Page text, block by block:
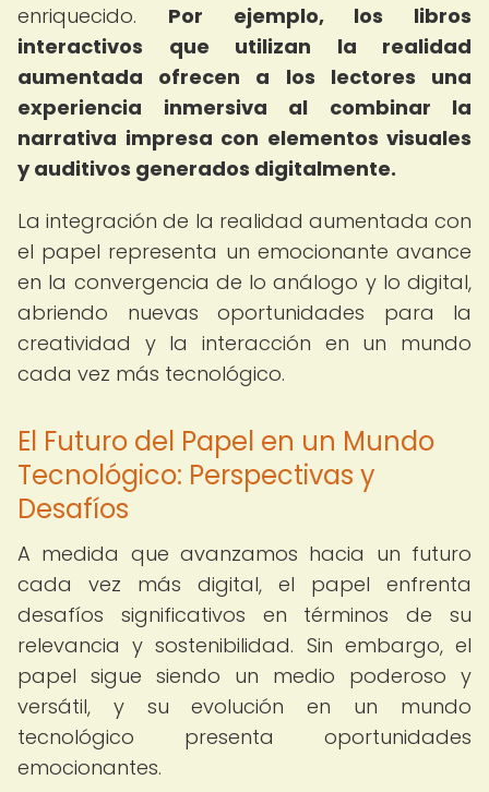
enriquecido. Por ejemplo, los libros
interactivos que utilizan la realidad
aumentada ofrecen a los lectores una
experiencia inmersiva al combinar la
narrativa impresa con elementos visuales
y auditivos generados digitalmente.
La integración de la realidad aumentada con
el papel representa un emocionante avance
en la convergencia de lo análogo y lo digital,
abriendo nuevas oportunidades para la
creatividad y la interacción en un mundo
cada vez más tecnológico.
El Futuro del Papel en un Mundo
Tecnológico: Perspectivas y
Desafíos
A medida que avanzamos hacia un futuro
cada vez más digital, el papel enfrenta
desafíos significativos en términos de su
relevancia y sostenibilidad. Sin embargo, el
papel sigue siendo un medio poderoso y
versátil, y su evolución en un mundo
tecnológico presenta oportunidades
emocionantes.